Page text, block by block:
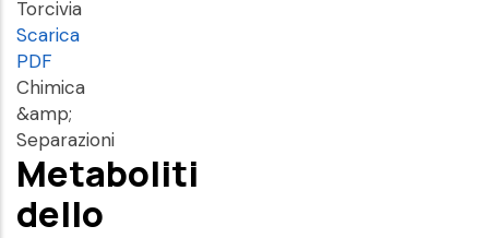
Torcivia
Scarica
PDF
Chimica
&amp;
Separazioni
Metaboliti
dello